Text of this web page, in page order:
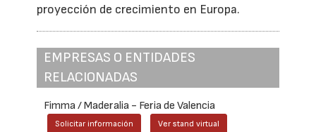
proyección de crecimiento en Europa.
EMPRESAS O ENTIDADES
RELACIONADAS
Fimma / Maderalia - Feria de Valencia
Solicitar información Ver stand virtual